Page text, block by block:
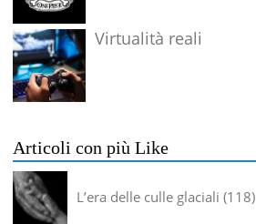
Virtualità reali
Articoli con più Like
L’era delle culle glaciali 118